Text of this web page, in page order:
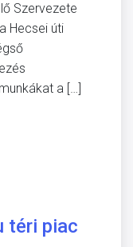
Szervezete
Hecsei úti
a […]
téri piac